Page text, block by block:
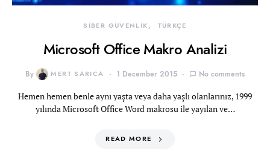
SİBER GÜVENLİK TÜRKÇE
Microsoft Office Makro Analizi
By MERT SARICA 1 December 2015 No comments
Hemen hemen benle aynı yaşta veya daha yaşlı olanlarınız, 1999
yılında Microsoft Office Word makrosu ile yayılan ve…
READ MORE